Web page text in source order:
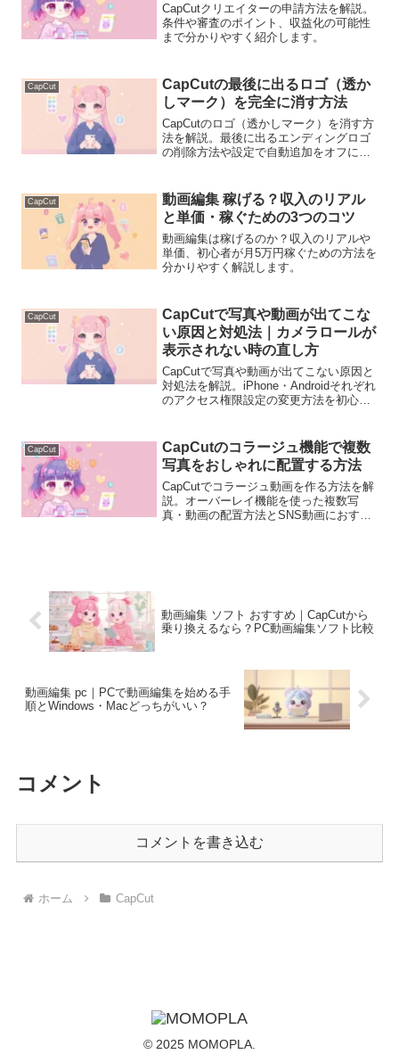
CapCutクリエイターの申請方法を解説。
条件や審査のポイント、収益化の可能性
まで分かりやすく紹介します。
CapCut
CapCutの最後に出るロゴ（透か
しマーク）を完全に消す方法
CapCutのロゴ（透かしマーク）を消す方
法を解説。最後に出るエンディングロゴ
の削除方法や設定で自動追加をオフにす
CapCut
動画編集 稼げる？収入のリアル
と単価・稼ぐための3つのコツ
動画編集は稼げるのか？収入のリアルや
単価、初心者が月5万円稼ぐための方法を
分かりやすく解説します。
CapCut
CapCutで写真や動画が出てこな
い原因と対処法｜カメラロールが
表示されない時の直し方
CapCutで写真や動画が出てこない原因と
対処法を解説。iPhone・Androidそれぞれ
のアクセス権限設定の変更方法を初心者
CapCut
CapCutのコラージュ機能で複数
写真をおしゃれに配置する方法
CapCutでコラージュ動画を作る方法を解
説。オーバーレイ機能を使った複数写
真・動画の配置方法とSNS動画におすす
動画編集 ソフト おすすめ｜CapCutから
乗り換えるなら？PC動画編集ソフト比較
動画編集 pc｜PCで動画編集を始める手
順とWindows・Macどっちがいい？
コメント
コメントを書き込む
ホーム CapCut
© 2025 MOMOPLA.